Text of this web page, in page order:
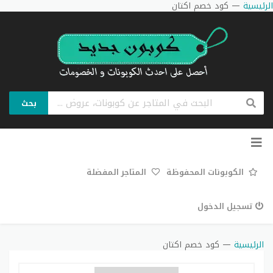
الرئيسية — كود خصم اكتان
بحث
تخطي
الكوبونات المحفوظة المتاجر المفضلة
تسجيل الدخول
الرئيسية — كود خصم اكتان